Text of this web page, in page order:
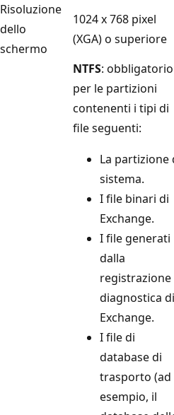
Risoluzione
dello
schermo
1024 x 768 pixel
(XGA) o superiore
NTFS: obbligatorio
per le partizioni
contenenti i tipi di
file seguenti:
La partizione
sistema.
I file binari di
Exchange.
I file generati
dalla
registrazione
diagnostica di
Exchange.
I file di
database di
trasporto (ad
esempio, il